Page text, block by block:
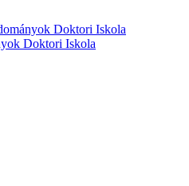
Doktori Iskola
Doktori Iskola